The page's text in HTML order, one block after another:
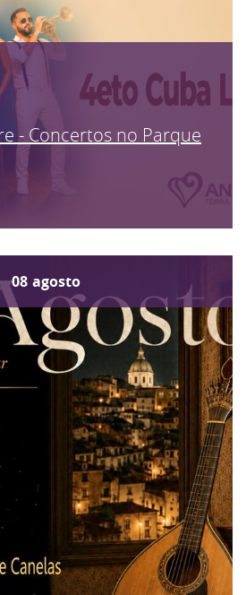
- Concertos no Parque
08 agosto